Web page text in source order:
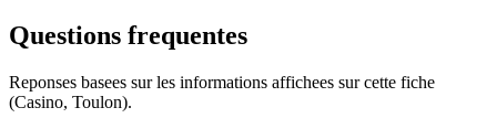
Questions frequentes
Reponses basees sur les informations affichees sur cette fiche
(Casino, Toulon).